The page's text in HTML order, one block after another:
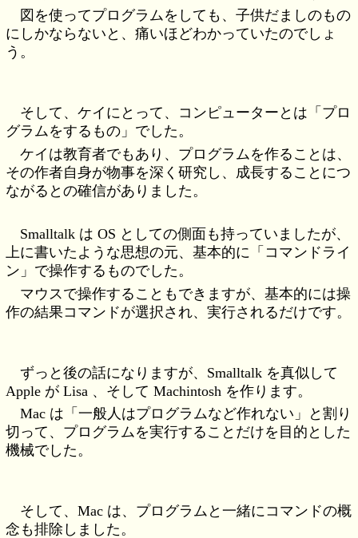
図を使ってプログラムをしても、子供だましのもの
にしかならないと、痛いほどわかっていたのでしょ
う。
そして、ケイにとって、コンピューターとは「プロ
グラムをするもの」でした。
ケイは教育者でもあり、プログラムを作ることは、
その作者自身が物事を深く研究し、成長することにつ
ながるとの確信がありました。
Smalltalk は OS としての側面も持っていましたが、
上に書いたような思想の元、基本的に「コマンドライ
ン」で操作するものでした。
マウスで操作することもできますが、基本的には操
作の結果コマンドが選択され、実行されるだけです。
ずっと後の話になりますが、Smalltalk を真似して
Apple が Lisa 、そして Machintosh を作ります。
Mac は「一般人はプログラムなど作れない」と割り
切って、プログラムを実行することだけを目的とした
機械でした。
そして、Mac は、プログラムと一緒にコマンドの概
念も排除しました。